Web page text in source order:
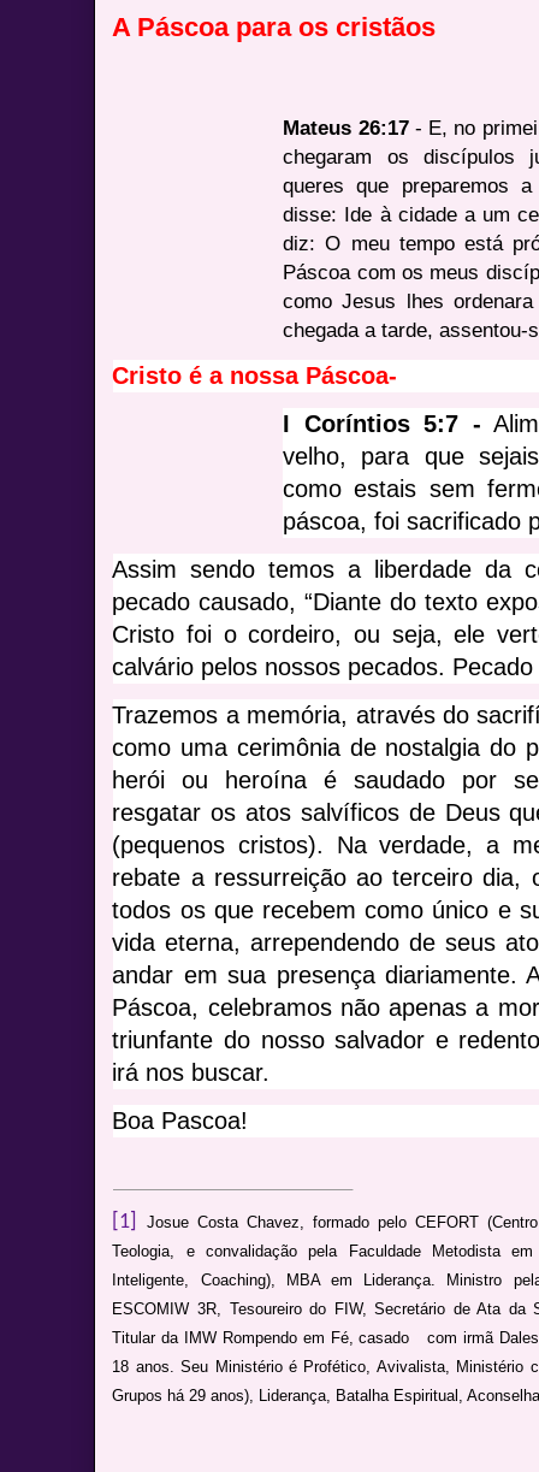
A Páscoa para os cristãos
Mateus 26:17- E, no
chegaram os discípulos
queres que preparemos
disse: Ide à cidade a um
diz: O meu tempo está
Páscoa com os meus
como Jesus lhes
chegada a tarde,
Cristo é a nossa Páscoa-
I Coríntios 5:7 -
velho, para que
como estais sem
páscoa, foi sacrificado
Assim sendo temos a liberdade da
pecado causado, “Diante do texto
Cristo foi o cordeiro, ou seja, ele
calvário pelos nossos pecados.
Trazemos a memória, através do
como uma cerimônia de nostalgia do
herói ou heroína é saudado por
resgatar os atos salvíficos de Deus
(pequenos cristos). Na verdade, a
rebate a ressurreição ao terceiro dia,
todos os que recebem como único e
vida eterna, arrependendo de seus
andar em sua presença diariamente.
Páscoa, celebramos não apenas a
triunfante do nosso salvador e
irá nos buscar.
Boa Pascoa!
[1]
Josue Costa Chavez, formado pelo CEFORT
Teologia, e convalidação pela Faculdade Metodista em
Inteligente, Coaching), MBA em Liderança. Ministro
ESCOMIW 3R, Tesoureiro do FIW, Secretário de Ata da
Titular da IMW Rompendo em Fé, casado com irmã
18 anos. Seu Ministério é Profético, Avivalista, Ministério
Grupos há 29 anos), Liderança, Batalha Espiritual,